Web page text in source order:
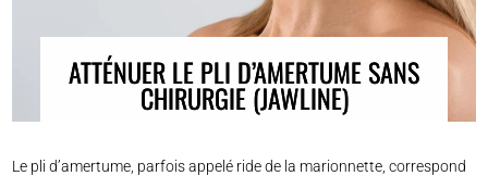
ATTÉNUER LE PLI D’AMERTUME SANS
CHIRURGIE (JAWLINE)
Le pli d’amertume, parfois appelé ride de la marionnette, correspond